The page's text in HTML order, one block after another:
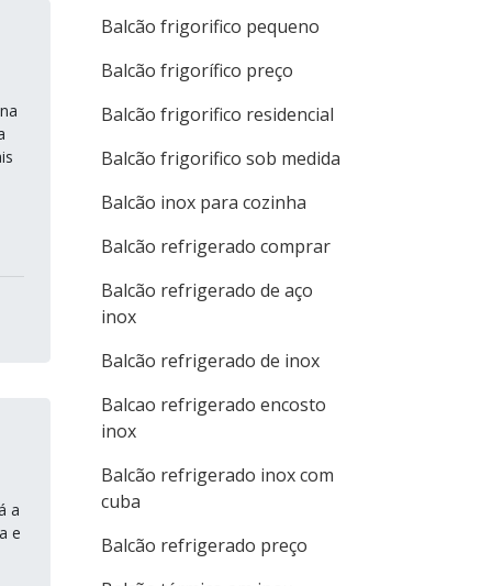
a
e
Balcão frigorifico pequeno
Balcão frigorífico preço
Balcão frigorifico residencial
Balcão frigorifico sob medida
Balcão inox para cozinha
Balcão refrigerado comprar
Balcão refrigerado de aço
inox
Balcão refrigerado de inox
Balcao refrigerado encosto
inox
Balcão refrigerado inox com
cuba
Balcão refrigerado preço